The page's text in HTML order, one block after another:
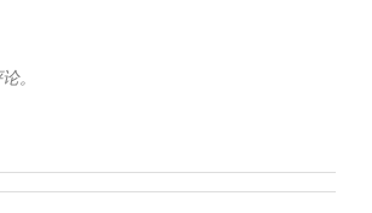
。